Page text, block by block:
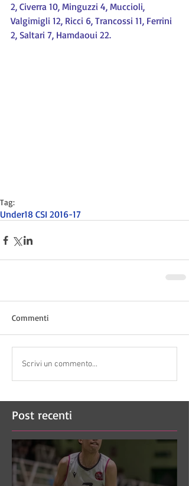
2, Civerra 10, Minguzzi 4, Muccioli,
Valgimigli 12, Ricci 6, Trancossi 11, Ferrini
2, Saltari 7, Hamdaoui 22.
Tag:
Under18 CSI 2016-17
Commenti
Scrivi un commento...
Post recenti